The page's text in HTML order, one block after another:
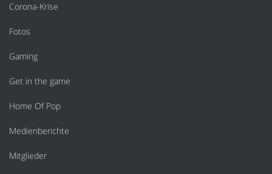
Corona-Krise
Fotos
Gaming
Get in the game
Home Of Pop
Medienberichte
Mitglieder